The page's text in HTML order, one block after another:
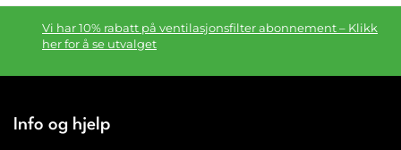
Vi har 10% rabatt på ventilasjonsfilter abonnement – Klikk
her for å se utvalget
Info og hjelp